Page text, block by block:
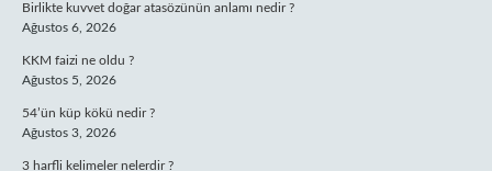
Birlikte kuvvet doğar atasözünün anlamı nedir ?
Ağustos 6, 2026
KKM faizi ne oldu ?
Ağustos 5, 2026
54’ün küp kökü nedir ?
Ağustos 3, 2026
3 harfli kelimeler nelerdir ?